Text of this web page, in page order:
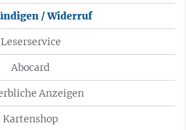
/ Widerruf
Leserservice
Abocard
Anzeigen
Kartenshop